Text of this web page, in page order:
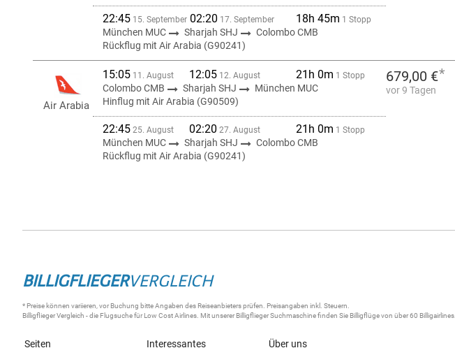
22:45 15. September 02:20 17. September 18h 45m 1 Stopp
München MUC Sharjah SHJ
Colombo CMB
Rückflug mit Air Arabia (G90241)
15:05 11. August 12:05 12. August 21h 0m 1 Stopp
Colombo CMB Sharjah SHJ
München MUC
Hinflug mit Air Arabia (G90509)
22:45 25. August 02:20 27. August 21h 0m 1 Stopp
München MUC Sharjah SHJ
Colombo CMB
Rückflug mit Air Arabia (G90241)
Air Arabia
679,00 €*
vor 9 Tagen
BILLIGFLIEGERVERGLEICH
* Preise können variieren, vor Buchung bitte Angaben des Reiseanbieters prüfen. Preisangaben inkl. Steuern.
BilligfliegerVergleich - die Flugsuchefür Low Cost Airlines. Mit unsererBilligflieger Suchmaschinefinden Sie Billigflügevon über 60 Billigairlines
Seiten Interessantes Über uns